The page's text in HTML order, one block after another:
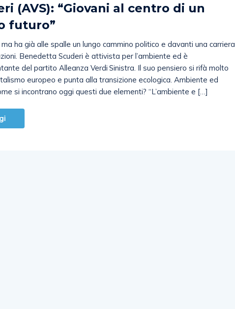
(AVS): “Giovani al centro di un
futuro”
ha già alle spalle un lungo cammino politico e davanti una carriera
Benedetta Scuderi è attivista per l’ambiente ed è
del partito Alleanza Verdi Sinistra. Il suo pensiero si rifà molto
europeo e punta alla transizione ecologica. Ambiente ed
si incontrano oggi questi due elementi? “L’ambiente e […]